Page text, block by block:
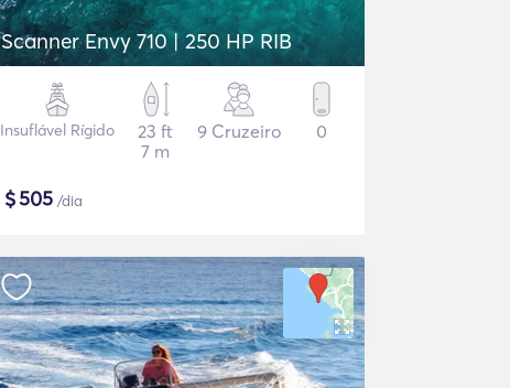
Scanner Envy 710 | 250 HP RIB
Insuflável Rígido
23 ft
7 m
9 Cruzeiro 0
$505 /dia